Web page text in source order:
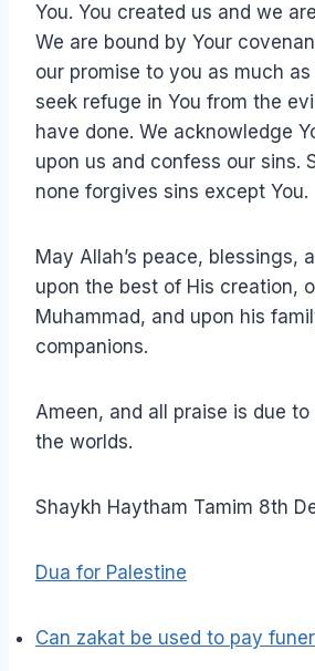
You. You created us and we
We are bound by Your
our promise to you as much
seek refuge in You from the
have done. We acknowledge
upon us and confess our sins.
none forgives sins except You.
May Allah’s peace, blessings,
upon the best of His creation,
Muhammad, and upon his
companions.
Ameen, and all praise is due
the worlds.
Shaykh Haytham Tamim 8th
Dua for Palestine
Can zakat be used to pay